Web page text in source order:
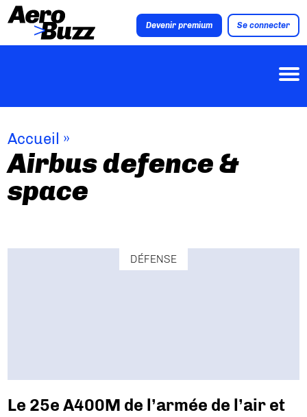
Devenir premium Se connecter
Accueil »
Airbus defence &
space
DÉFENSE
Le 25e A400M de l’armée de l’air et